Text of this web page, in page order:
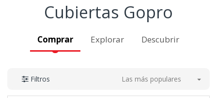
Cubiertas Gopro
Comprar Explorar Descubrir
Filtros Las más populares